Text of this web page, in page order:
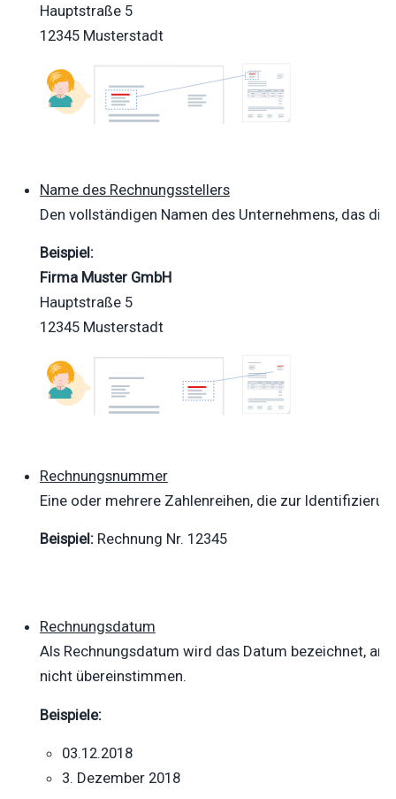
Hauptstraße 5
12345 Musterstadt
Name des Rechnungsstellers
Den vollständigen Namen des Unternehmens, das
Beispiel:
Firma Muster GmbH
Hauptstraße 5
12345 Musterstadt
Rechnungsnummer
Eine oder mehrere Zahlenreihen, die zur
Beispiel: Rechnung Nr. 12345
Rechnungsdatum
Als Rechnungsdatum wird das Datum bezeichnet,
nicht übereinstimmen.
Beispiele:
03.12.2018
3. Dezember 2018